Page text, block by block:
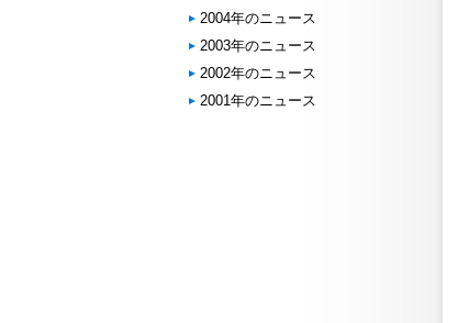
2004年のニュース
2003年のニュース
2002年のニュース
2001年のニュース